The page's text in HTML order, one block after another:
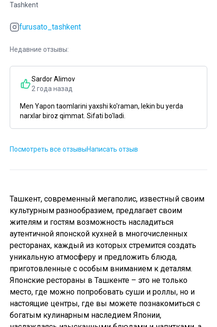
Tashkent
furusato_tashkent
Недавние отзывы:
Sardor Alimov
2 года назад
Men Yapon taomlarini yaxshi ko'raman, lekin bu yerda
narxlar biroz qimmat. Sifati bo'ladi.
Посмотреть все отзывыНаписать отзыв
Ташкент, современный мегаполис, известный своим
культурным разнообразием, предлагает своим
жителям и гостям возможность насладиться
аутентичной японской кухней в многочисленных
ресторанах, каждый из которых стремится создать
уникальную атмосферу и предложить блюда,
приготовленные с особым вниманием к деталям.
Японские рестораны в Ташкенте – это не только
место, где можно попробовать суши и роллы, но и
настоящие центры, где вы можете познакомиться с
богатым кулинарным наследием Японии,